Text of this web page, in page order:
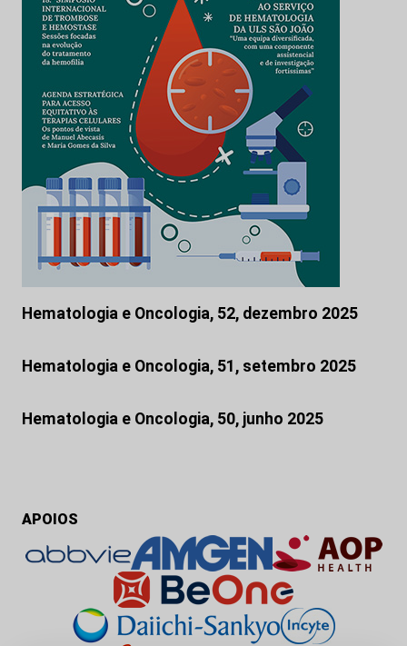
Hematologia e Oncologia, 52, dezembro 2025
Hematologia e Oncologia, 51, setembro 2025
Hematologia e Oncologia, 50, junho 2025
APOIOS